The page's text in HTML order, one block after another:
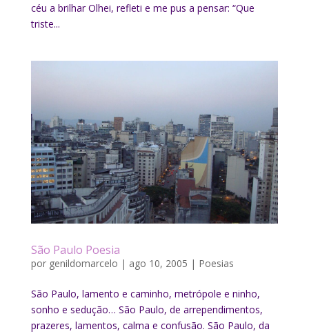
céu a brilhar Olhei, refleti e me pus a pensar: “Que
triste...
São Paulo Poesia
por genildomarcelo | ago 10, 2005 | Poesias
São Paulo, lamento e caminho, metrópole e ninho,
sonho e sedução… São Paulo, de arrependimentos,
prazeres, lamentos, calma e confusão. São Paulo, da